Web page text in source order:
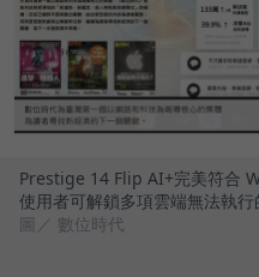
Prestige 14 Flip AI+完美符合
使用者可解鎖多項雲端無法執
圖／ 數位時代